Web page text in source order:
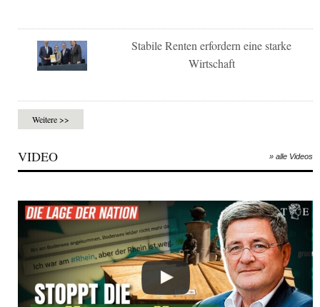
Stabile Renten erfordern eine starke
Wirtschaft
Weitere >>
VIDEO » alle Videos